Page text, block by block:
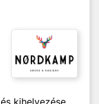
kihelyezése